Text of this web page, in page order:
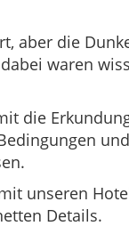
aber die
waren
die
unseren
Details.